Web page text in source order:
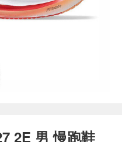
2E 男 慢跑鞋